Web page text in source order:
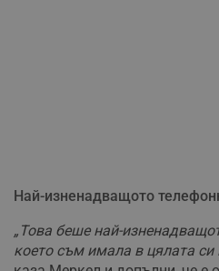
Най-изненадващото
„Това беше най-
което съм имала в цялата си